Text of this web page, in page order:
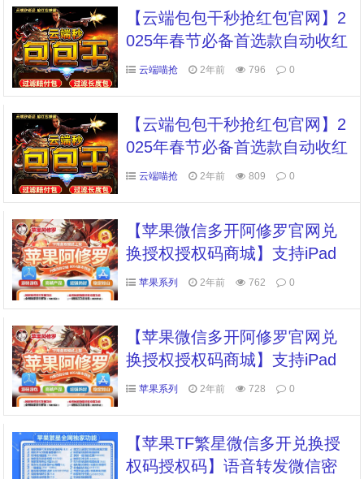
【云端包包干秒抢红包官网】2
025年春节必备首选款自动收红
包自动提醒推广明细
云端喵抢 2年前 796 0
【云端包包干秒抢红包官网】2
025年春节必备首选款自动收红
包自动提醒推广明细
云端喵抢 2年前 809 0
【苹果微信多开阿修罗官网兑
换授权授权码商城】支持iPad
模式 定时群发 一键群发所有人
苹果系列 2年前 762 0
【苹果微信多开阿修罗官网兑
换授权授权码商城】支持iPad
模式 定时群发 一键群发所有人
苹果系列 2年前 728 0
【苹果TF繁星微信多开兑换授
权码授权码】语音转发微信密